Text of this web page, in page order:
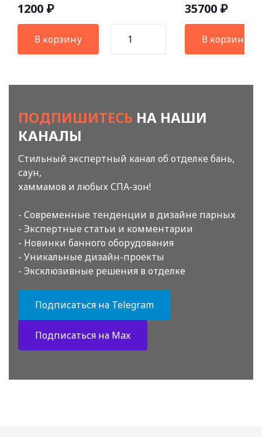
1200 ₽
В корзину
35700 ₽
В корзину
ПОДПИШИТЕСЬ НА НАШИ
КАНАЛЫ
Стильный экспертный канал об отделке бань,
саун,
хаммамов и любых СПА-зон!
- Современные тенденции в дизайне парных
- Экспертные статьи и комментарии
- Новинки банного оборудования
- Уникальные дизайн-проекты
- Эксклюзивные решения в отделке
Подписаться на Telegram
Подписаться на Max